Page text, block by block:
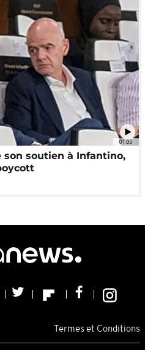
01:00
son soutien à Infantino,
Termes et Conditions